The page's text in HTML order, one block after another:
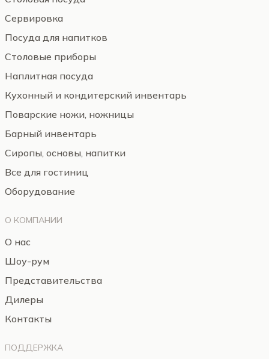
Сервировка
Посуда для напитков
Столовые приборы
Наплитная посуда
Кухонный и кондитерский инвентарь
Поварские ножи, ножницы
Барный инвентарь
Сиропы, основы, напитки
Все для гостиниц
Оборудование
О КОМПАНИИ
О нас
Шоу-рум
Представительства
Дилеры
Контакты
ПОДДЕРЖКА